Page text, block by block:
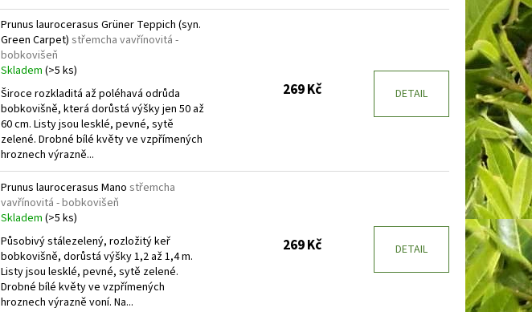
Prunus laurocerasus Grüner Teppich (syn.
Green Carpet) střemcha vavřínovitá -
bobkovišeň
Skladem (>5 ks)
Široce rozkladitá až poléhavá odrůda
bobkovišně, která dorůstá výšky jen 50 až
60 cm. Listy jsou lesklé, pevné, sytě
zelené. Drobné bílé květy ve vzpřímených
hroznech výrazně...
269 Kč DETAIL
Prunus laurocerasus Mano střemcha
vavřínovitá - bobkovišeň
Skladem (>5 ks)
Působivý stálezelený, rozložitý keř
bobkovišně, dorůstá výšky 1,2 až 1,4 m.
Listy jsou lesklé, pevné, sytě zelené.
Drobné bílé květy ve vzpřímených
hroznech výrazně voní. Na...
269 Kč DETAIL